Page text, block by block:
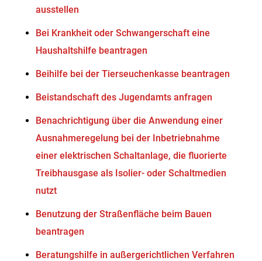
ausstellen
Bei Krankheit oder Schwangerschaft eine
Haushaltshilfe beantragen
Beihilfe bei der Tierseuchenkasse beantragen
Beistandschaft des Jugendamts anfragen
Benachrichtigung über die Anwendung einer
Ausnahmeregelung bei der Inbetriebnahme
einer elektrischen Schaltanlage, die fluorierte
Treibhausgase als Isolier- oder Schaltmedien
nutzt
Benutzung der Straßenfläche beim Bauen
beantragen
Beratungshilfe in außergerichtlichen Verfahren